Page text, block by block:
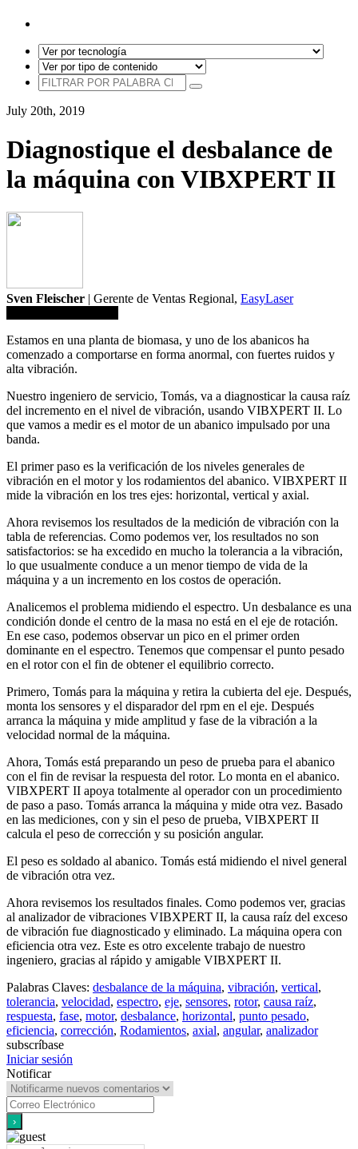
July 20th, 2019
Diagnostique el desbalance de
la máquina con VIBXPERT II
Sven Fleischer | Gerente de Ventas Regional, EasyLaser
Estamos en una planta de biomasa, y uno de los abanicos ha
comenzado a comportarse en forma anormal, con fuertes ruidos y
alta vibración.
Nuestro ingeniero de servicio, Tomás, va a diagnosticar la causa raíz
del incremento en el nivel de vibración, usando VIBXPERT II. Lo
que vamos a medir es el motor de un abanico impulsado por una
banda.
El primer paso es la verificación de los niveles generales de
vibración en el motor y los rodamientos del abanico. VIBXPERT II
mide la vibración en los tres ejes: horizontal, vertical y axial.
Ahora revisemos los resultados de la medición de vibración con la
tabla de referencias. Como podemos ver, los resultados no son
satisfactorios: se ha excedido en mucho la tolerancia a la vibración,
lo que usualmente conduce a un menor tiempo de vida de la
máquina y a un incremento en los costos de operación.
Analicemos el problema midiendo el espectro. Un desbalance es una
condición donde el centro de la masa no está en el eje de rotación.
En ese caso, podemos observar un pico en el primer orden
dominante en el espectro. Tenemos que compensar el punto pesado
en el rotor con el fin de obtener el equilibrio correcto.
Primero, Tomás para la máquina y retira la cubierta del eje. Después,
monta los sensores y el disparador del rpm en el eje. Después
arranca la máquina y mide amplitud y fase de la vibración a la
velocidad normal de la máquina.
Ahora, Tomás está preparando un peso de prueba para el abanico
con el fin de revisar la respuesta del rotor. Lo monta en el abanico.
VIBXPERT II apoya totalmente al operador con un procedimiento
de paso a paso. Tomás arranca la máquina y mide otra vez. Basado
en las mediciones, con y sin el peso de prueba, VIBXPERT II
calcula el peso de corrección y su posición angular.
El peso es soldado al abanico. Tomás está midiendo el nivel general
de vibración otra vez.
Ahora revisemos los resultados finales. Como podemos ver, gracias
al analizador de vibraciones VIBXPERT II, la causa raíz del exceso
de vibración fue diagnosticado y eliminado. La máquina opera con
eficiencia otra vez. Este es otro excelente trabajo de nuestro
ingeniero, gracias al rápido y amigable VIBXPERT II.
Palabras Claves: desbalance de la máquina, vibración, vertical,
tolerancia, velocidad, espectro, eje, sensores, rotor, causa raíz,
respuesta, fase, motor, desbalance, horizontal, punto pesado,
eficiencia, corrección, Rodamientos, axial, angular, analizador
subscríbase
Iniciar sesión
Notificar